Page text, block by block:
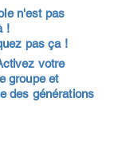
n'est pas
!
pas ça !
votre
groupe et
des générations